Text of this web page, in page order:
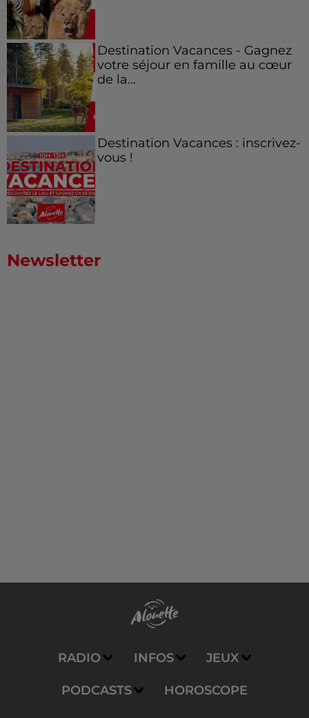
Destination Vacances - Gagnez
votre séjour en famille au cœur
de la...
Destination Vacances : inscrivez-
vous !
Newsletter
RADIO INFOS JEUX
PODCASTS HOROSCOPE